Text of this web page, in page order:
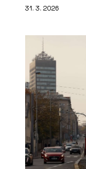
31. 3. 2026